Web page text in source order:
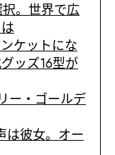
。世界で広
ケットにな
ッズ16型が
ー・ゴールデ
は彼女。オー